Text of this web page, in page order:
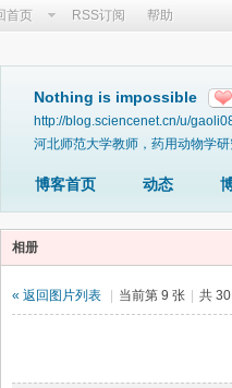
首页 RSS订阅 帮助
Nothing is impossible
http://blog.sciencenet.cn/u/
河北师范大学教师，药用动物学研
博客首页 动态
相册
« 返回图片列表 当前第 9 张 共